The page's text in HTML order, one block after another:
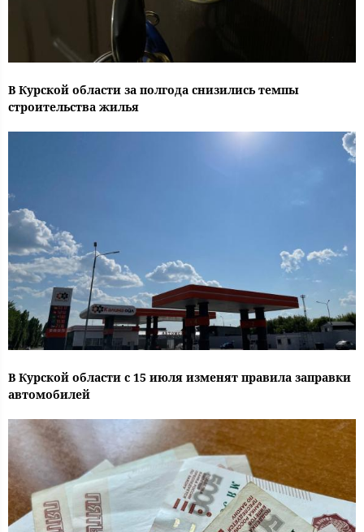
В Курской области за полгода снизились темпы
строительства жилья
В Курской области с 15 июля изменят правила заправки
автомобилей